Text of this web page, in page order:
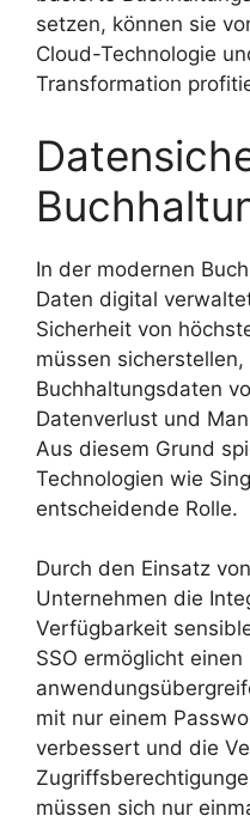
setzen, können sie
Cloud-Technologie
Transformation
In der modernen
Daten digital
Sicherheit von
müssen sicherstellen,
Buchhaltungsdaten
Datenverlust und
Aus diesem Grund
Technologien wie
entscheidende Rolle.
Durch den Einsatz
Unternehmen die
Verfügbarkeit
SSO ermöglicht einen
mit nur einem
verbessert und die
müssen sich nur